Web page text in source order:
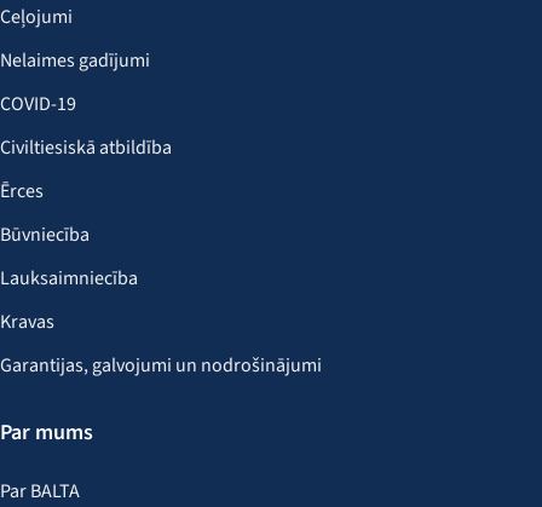
Ceļojumi
Nelaimes gadījumi
COVID-19
Civiltiesiskā atbildība
Ērces
Būvniecība
Lauksaimniecība
Kravas
Garantijas, galvojumi un nodrošinājumi
Par mums
Par BALTA